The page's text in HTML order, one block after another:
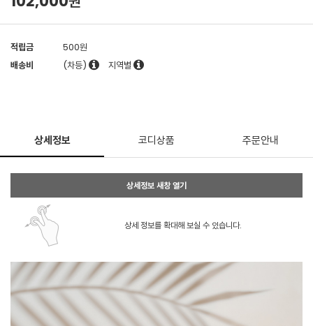
적립금
500원
배송비
(차등) 지역별
상세정보 코디상품 주문안내
상세정보 새창 열기
상세 정보를 확대해 보실 수 있습니다.